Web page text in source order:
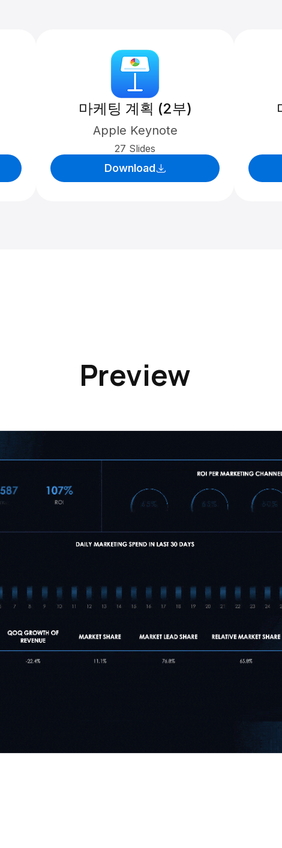
마케팅 계획 (2부)
Apple Keynote
27 Slides
Download
Preview